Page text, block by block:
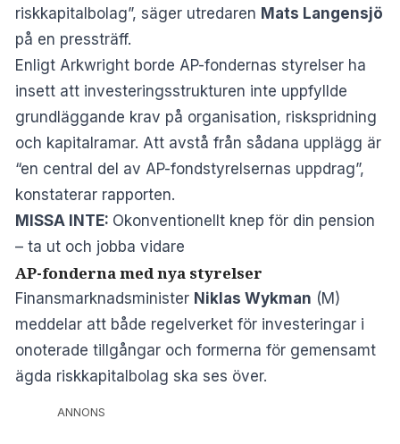
riskkapitalbolag”, säger utredaren Mats Langensjö
på en pressträff.
Enligt Arkwright borde AP-fondernas styrelser ha
insett att investeringsstrukturen inte uppfyllde
grundläggande krav på organisation, riskspridning
och kapitalramar. Att avstå från sådana upplägg är
“en central del av AP-fondstyrelsernas uppdrag”,
konstaterar rapporten.
MISSA INTE: Okonventionellt knep för din pension
– ta ut och jobba vidare
AP-fonderna med nya styrelser
Finansmarknadsminister Niklas Wykman (M)
meddelar att både regelverket för investeringar i
onoterade tillgångar och formerna för gemensamt
ägda riskkapitalbolag ska ses över.
ANNONS